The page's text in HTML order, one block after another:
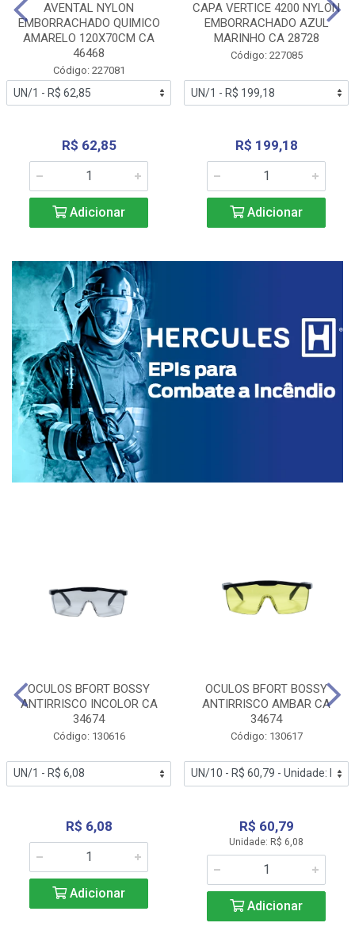
AVENTAL NYLON
EMBORRACHADO QUIMICO
AMARELO 120X70CM CA
46468
Código: 227081
R$ 62,85
Adicionar
CAPA VERTICE 4200 NYLON
EMBORRACHADO AZUL
MARINHO CA 28728
Código: 227085
R$ 199,18
Adicionar
OCULOS BFORT BOSSY
ANTIRRISCO INCOLOR CA
34674
Código: 130616
R$ 6,08
Adicionar
OCULOS BFORT BOSSY
ANTIRRISCO AMBAR CA
34674
Código: 130617
R$ 60,79
Unidade: R$ 6,08
Adicionar